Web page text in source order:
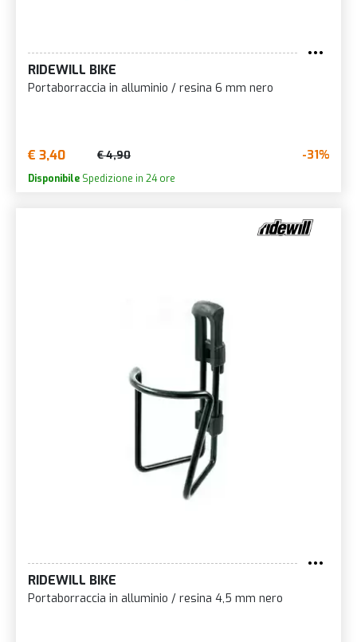
RIDEWILL BIKE
Portaborraccia in alluminio / resina 6 mm nero
€ 3,40 € 4,90 -31%
Disponibile Spedizione in 24 ore
RIDEWILL BIKE
Portaborraccia in alluminio / resina 4,5 mm nero